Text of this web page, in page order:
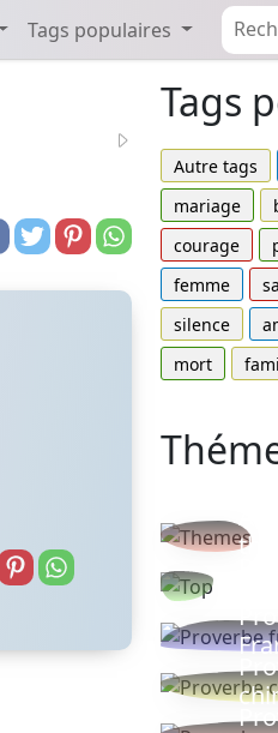
Tags populaires
Tags
Autre tags
mariage
courage
femme
silence
mort